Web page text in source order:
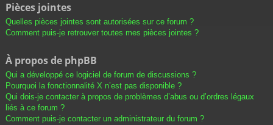
Pièces jointes
Quelles pièces jointes sont autorisées sur ce forum ?
Comment puis-je retrouver toutes mes pièces jointes ?
À propos de phpBB
Qui a développé ce logiciel de forum de discussions ?
Pourquoi la fonctionnalité X n’est pas disponible ?
Qui dois-je contacter à propos de problèmes d’abus ou d’ordres légaux
liés à ce forum ?
Comment puis-je contacter un administrateur du forum ?